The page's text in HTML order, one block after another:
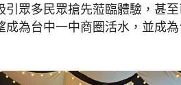
眾多民眾搶先蒞臨體驗，甚
為台中一中商圈活水，並成